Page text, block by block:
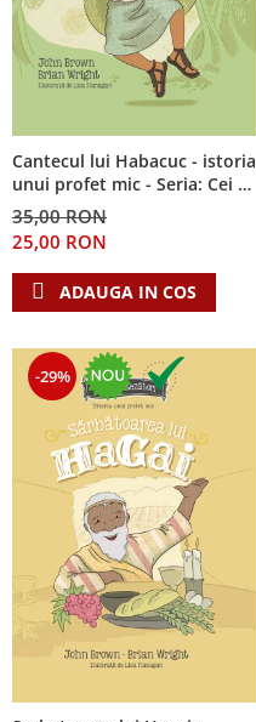
Cantecul lui Habacuc - istoria
unui profet mic - Seria: Cei 12
cutezatori
35,00 RON
25,00 RON
ADAUGA IN COS
-29%